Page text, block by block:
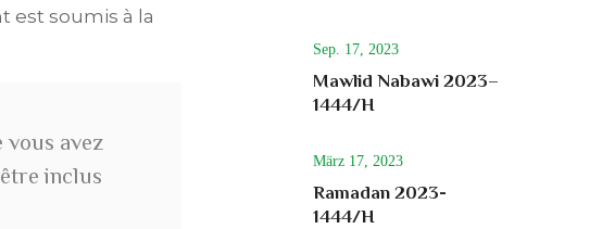
est soumis à la
vous avez
inclus
Sep. 17, 2023
Mawlid Nabawi 2023–
1444/H
März 17, 2023
Ramadan 2023-
1444/H